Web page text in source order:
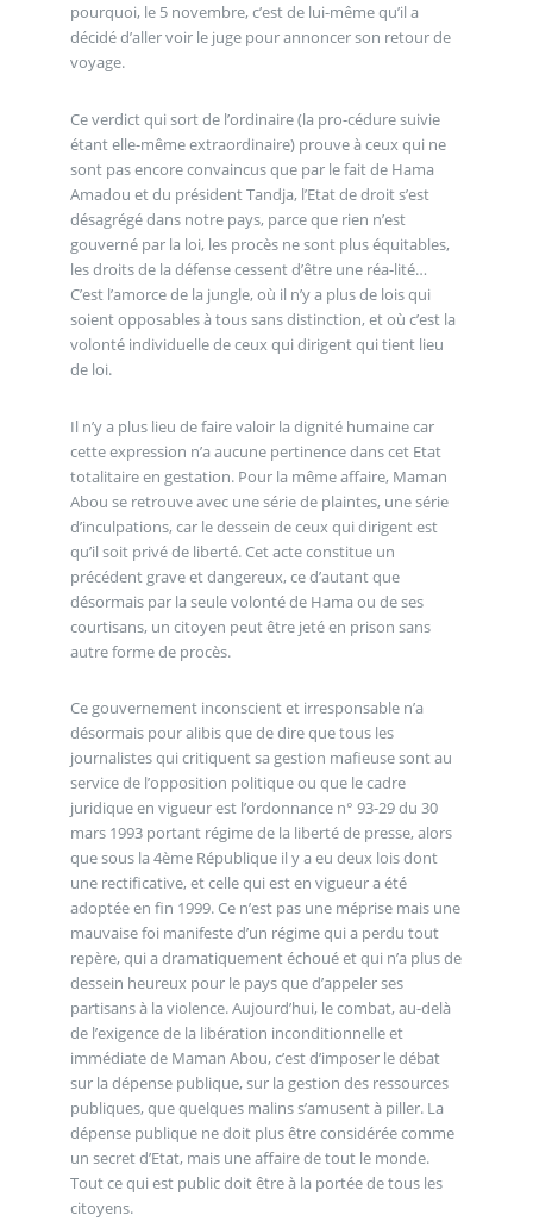
pourquoi, le 5 novembre, c’est de lui-même qu’il a
décidé d’aller voir le juge pour annoncer son retour de
voyage.
Ce verdict qui sort de l’ordinaire (la pro-cédure suivie
étant elle-même extraordinaire) prouve à ceux qui ne
sont pas encore convaincus que par le fait de Hama
Amadou et du président Tandja, l’Etat de droit s’est
désagrégé dans notre pays, parce que rien n’est
gouverné par la loi, les procès ne sont plus équitables,
les droits de la défense cessent d’être une réa-lité…
C’est l’amorce de la jungle, où il n’y a plus de lois qui
soient opposables à tous sans distinction, et où c’est la
volonté individuelle de ceux qui dirigent qui tient lieu
de loi.
Il n’y a plus lieu de faire valoir la dignité humaine car
cette expression n’a aucune pertinence dans cet Etat
totalitaire en gestation. Pour la même affaire, Maman
Abou se retrouve avec une série de plaintes, une série
d’inculpations, car le dessein de ceux qui dirigent est
qu’il soit privé de liberté. Cet acte constitue un
précédent grave et dangereux, ce d’autant que
désormais par la seule volonté de Hama ou de ses
courtisans, un citoyen peut être jeté en prison sans
autre forme de procès.
Ce gouvernement inconscient et irresponsable n’a
désormais pour alibis que de dire que tous les
journalistes qui critiquent sa gestion mafieuse sont au
service de l’opposition politique ou que le cadre
juridique en vigueur est l’ordonnance n° 93-29 du 30
mars 1993 portant régime de la liberté de presse, alors
que sous la 4ème République il y a eu deux lois dont
une rectificative, et celle qui est en vigueur a été
adoptée en fin 1999. Ce n’est pas une méprise mais une
mauvaise foi manifeste d’un régime qui a perdu tout
repère, qui a dramatiquement échoué et qui n’a plus de
dessein heureux pour le pays que d’appeler ses
partisans à la violence. Aujourd’hui, le combat, au-delà
de l’exigence de la libération inconditionnelle et
immédiate de Maman Abou, c’est d’imposer le débat
sur la dépense publique, sur la gestion des ressources
publiques, que quelques malins s’amusent à piller. La
dépense publique ne doit plus être considérée comme
un secret d’Etat, mais une affaire de tout le monde.
Tout ce qui est public doit être à la portée de tous les
citoyens.